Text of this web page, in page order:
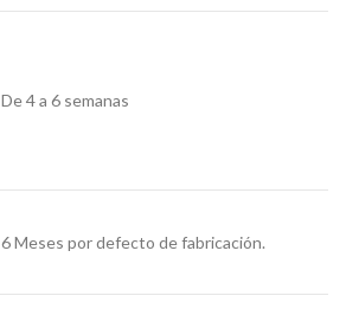
De 4 a 6 semanas
6 Meses por defecto de fabricación.